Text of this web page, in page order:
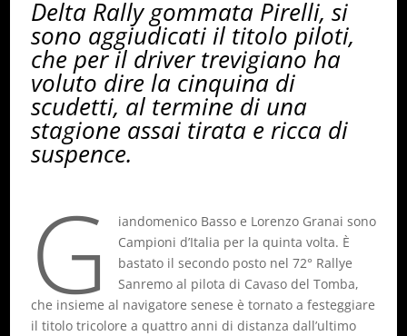
Delta Rally gommata Pirelli, si
sono aggiudicati il titolo piloti,
che per il driver trevigiano ha
voluto dire la cinquina di
scudetti, al termine di una
stagione assai tirata e ricca di
suspence.
G
iandomenico Basso e Lorenzo Granai sono
Campioni d’Italia per la quinta volta. È
bastato il secondo posto nel 72° Rallye
Sanremo al pilota di Cavaso del Tomba,
che insieme al navigatore senese è tornato a festeggiare
il titolo tricolore a quattro anni di distanza dall’ultimo